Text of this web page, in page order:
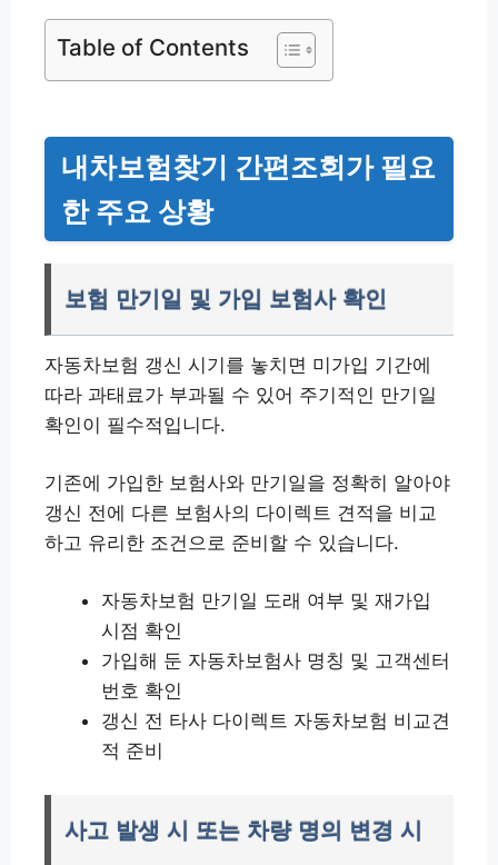
Table of Contents
내차보험찾기 간편조회가 필요
한 주요 상황
보험 만기일 및 가입 보험사 확인
자동차보험 갱신 시기를 놓치면 미가입 기간에
따라 과태료가 부과될 수 있어 주기적인 만기일
확인이 필수적입니다.
기존에 가입한 보험사와 만기일을 정확히 알아야
갱신 전에 다른 보험사의 다이렉트 견적을 비교
하고 유리한 조건으로 준비할 수 있습니다.
자동차보험 만기일 도래 여부 및 재가입
시점 확인
가입해 둔 자동차보험사 명칭 및 고객센터
번호 확인
갱신 전 타사 다이렉트 자동차보험 비교견
적 준비
사고 발생 시 또는 차량 명의 변경 시